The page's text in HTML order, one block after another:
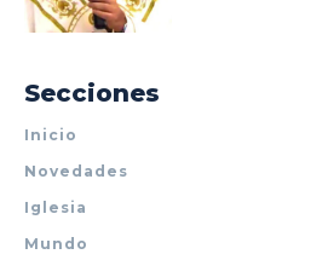
Secciones
Inicio
Novedades
Iglesia
Mundo